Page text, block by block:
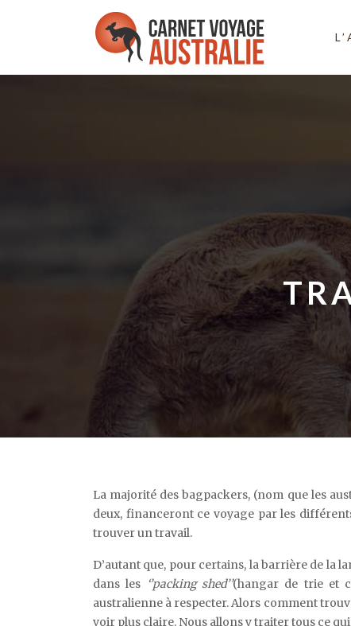
La majorité des bagpackers, (nom que les
deux, financeront ce voyage par les
trouver un travail.
D’autant que, pour certains, la barrière de la
dans les
‘’packing shed’’(hangar de trie et
australienne à respecter. Alors comment
voir plus claire. Nous allons y traiter tous ce